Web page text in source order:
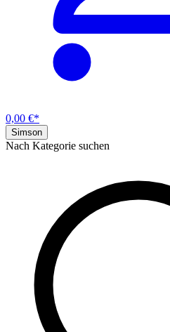
0,00 €*
Simson
Nach Kategorie suchen